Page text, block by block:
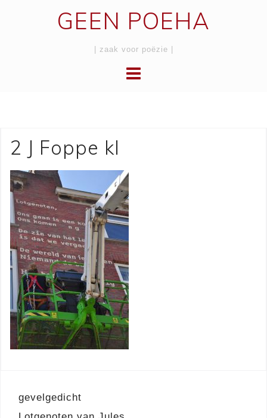
GEEN POEHA
| zaak voor poëzie |
2 J Foppe kl
Berichtnavigatie
gevelgedicht